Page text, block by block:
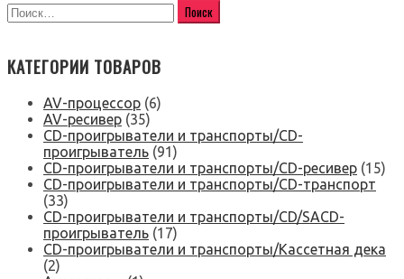
КАТЕГОРИИ ТОВАРОВ
AV-процессор (6)
AV-ресивер (35)
CD-проигрыватели и транспорты/CD-
проигрыватель (91)
CD-проигрыватели и транспорты/CD-ресивер (15)
CD-проигрыватели и транспорты/CD-транспорт
(33)
CD-проигрыватели и транспорты/CD/SACD-
проигрыватель (17)
CD-проигрыватели и транспорты/Кассетная дека
(2)